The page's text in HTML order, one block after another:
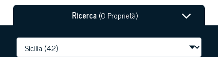
Ricerca(0 Proprietà)